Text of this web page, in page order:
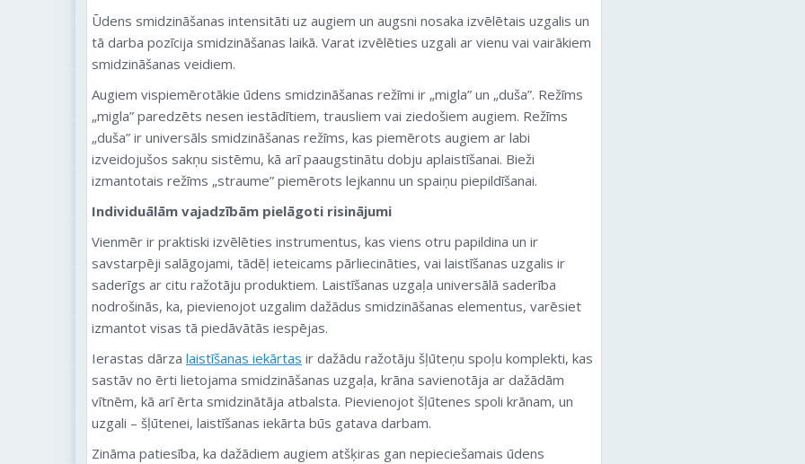
Ūdens smidzināšanas intensitāti uz augiem un augsni nosaka izvēlētais uzgalis un
tā darba pozīcija smidzināšanas laikā. Varat izvēlēties uzgali ar vienu vai vairākiem
smidzināšanas veidiem.
Augiem vispiemērotākie ūdens smidzināšanas režīmi ir „migla” un „duša”. Režīms
„migla” paredzēts nesen iestādītiem, trausliem vai ziedošiem augiem. Režīms
„duša” ir universāls smidzināšanas režīms, kas piemērots augiem ar labi
izveidojušos sakņu sistēmu, kā arī paaugstinātu dobju aplaistīšanai. Bieži
izmantotais režīms „straume” piemērots lejkannu un spaiņu piepildīšanai.
Individuālām vajadzībām pielāgoti risinājumi
Vienmēr ir praktiski izvēlēties instrumentus, kas viens otru papildina un ir
savstarpēji salāgojami, tādēļ ieteicams pārliecināties, vai laistīšanas uzgalis ir
saderīgs ar citu ražotāju produktiem. Laistīšanas uzgaļa universālā saderība
nodrošinās, ka, pievienojot uzgalim dažādus smidzināšanas elementus, varēsiet
izmantot visas tā piedāvātās iespējas.
Ierastas dārza laistīšanas iekārtas ir dažādu ražotāju šļūteņu spoļu komplekti, kas
sastāv no ērti lietojama smidzināšanas uzgaļa, krāna savienotāja ar dažādām
vītnēm, kā arī ērta smidzinātāja atbalsta. Pievienojot šļūtenes spoli krānam, un
uzgali – šļūtenei, laistīšanas iekārta būs gatava darbam.
Zināma patiesība, ka dažādiem augiem atšķiras gan nepieciešamais ūdens